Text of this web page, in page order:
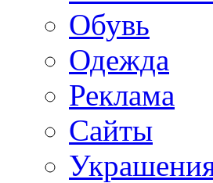
Обувь
Одежда
Реклама
Сайты